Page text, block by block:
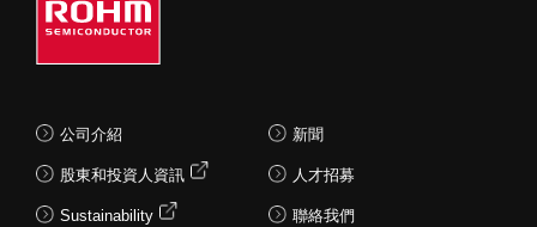
公司介紹
股東和投資人資訊
Sustainability
新聞
人才招募
聯絡我們